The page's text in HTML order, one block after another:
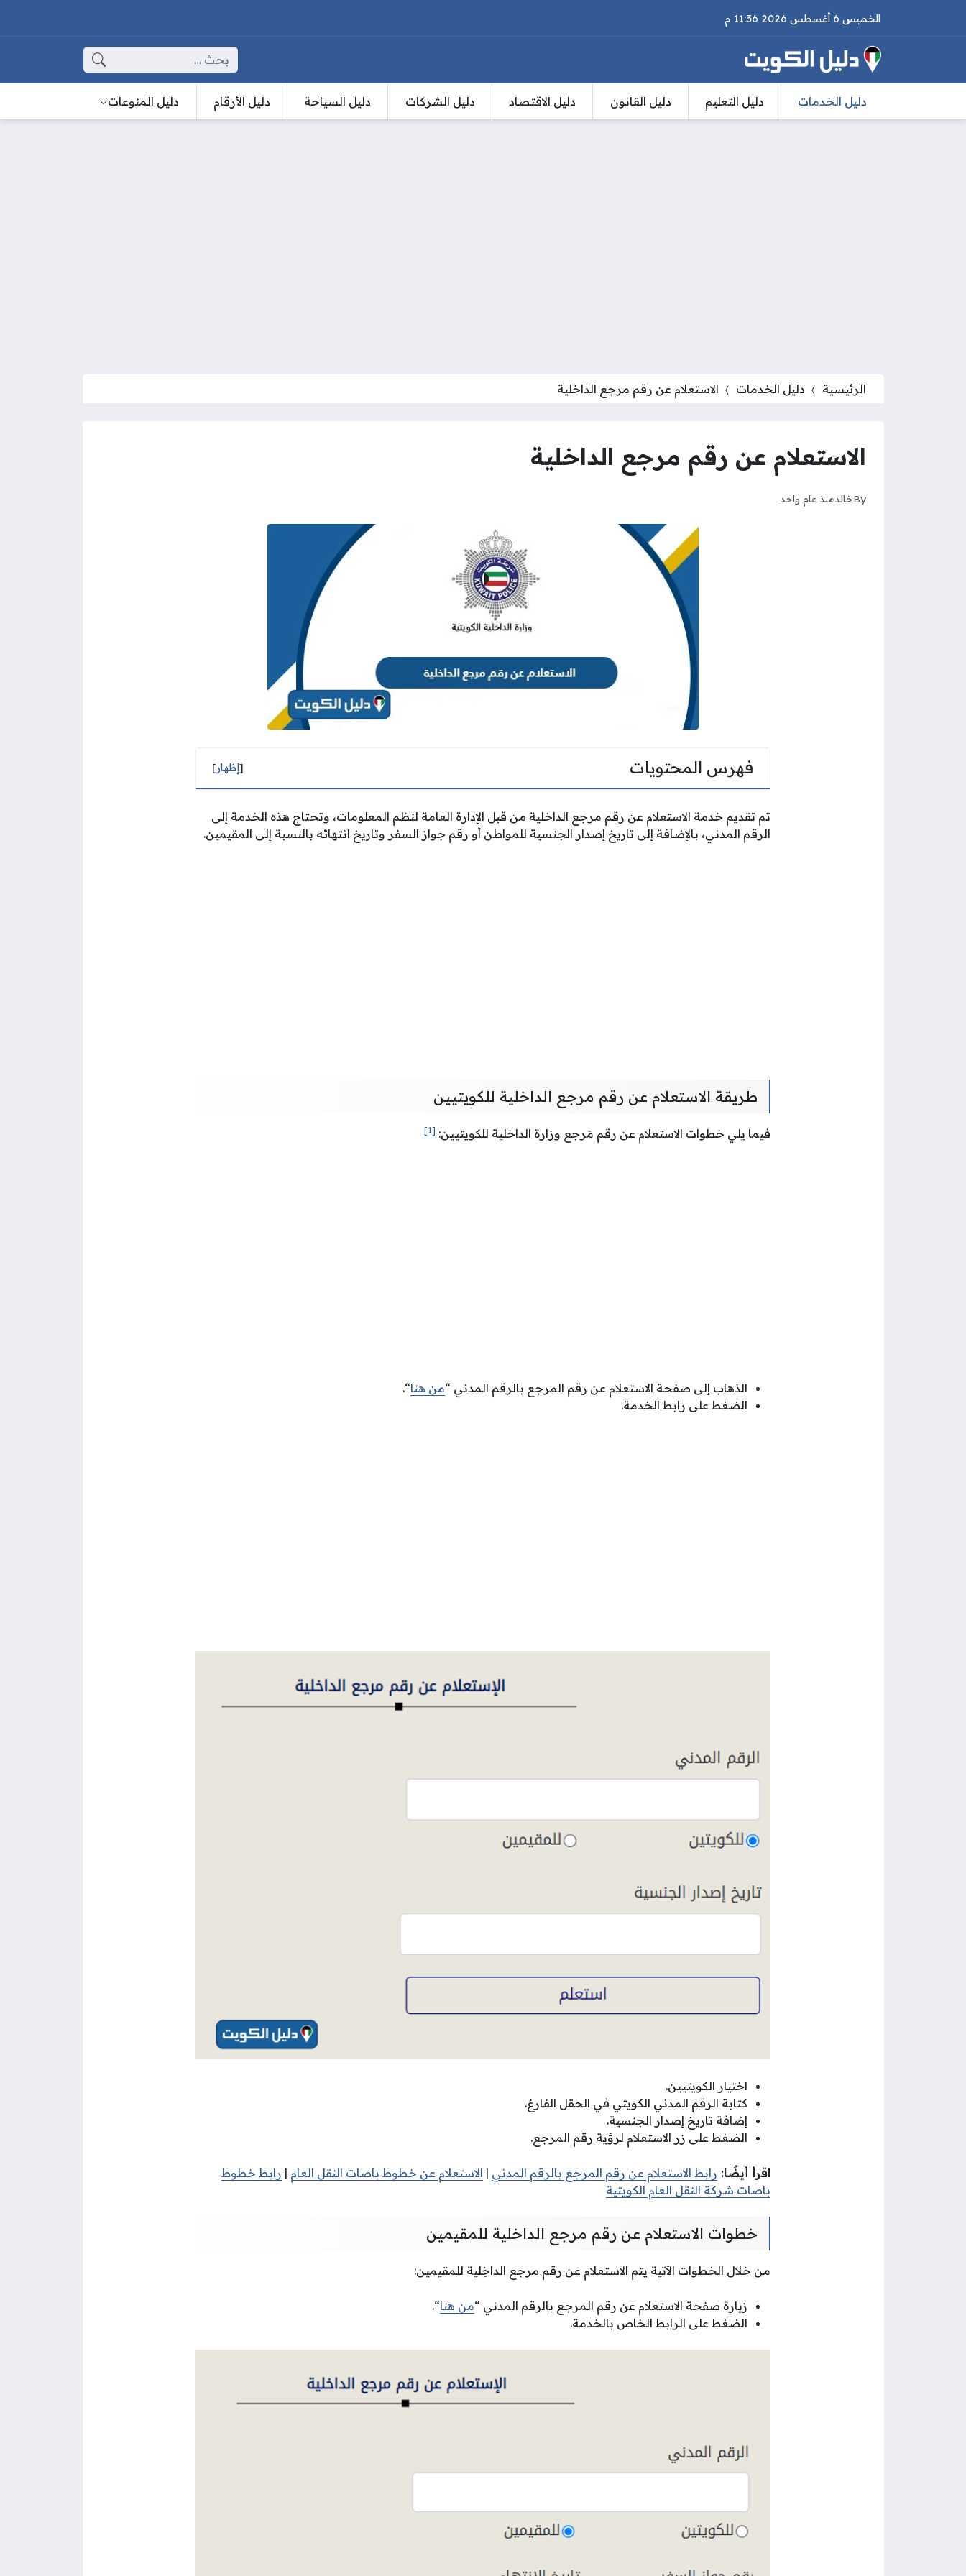
الخميس 6 أغسطس 2026 11:36 م
البحث عن:
دليل الخدمات دليل التعليم دليل القانون دليل الاقتصاد دليل الشركات دليل السياحة دليل الأرقام دليل المنوعات
الرئيسية دليل الخدمات الاستعلام عن رقم مرجع الداخلية
الاستعلام عن رقم مرجع الداخلية
Byخالدمنذ عام واحد
فهرس المحتويات [إظهار]
تم تقديم خدمة الاستعلام عن رقم مرجع الداخلية من قبل الإدارة العامة لنظم المعلومات، وتحتاج هذه الخدمة إلى
الرقم المدني، بالإضافة إلى تاريخ إصدار الجنسية للمواطن أو رقم جواز السفر وتاريخ انتهائه بالنسبة إلى المقيمين.
طريقة الاستعلام عن رقم مرجع الداخلية للكويتيين
فيما يلي خطوات الاستعلام عن رقم مَرجع وزارة الداخلية للكويتيين: [1]
الذهاب إلى صفحة الاستعلام عن رقم المرجع بالرقم المدني “من هنا“.
الضغط على رابط الخدمة.
اختيار الكويتيين.
كتابة الرقم المدني الكويتي في الحقل الفارغ.
إضافة تاريخ إصدار الجنسية.
الضغط على زر الاستعلام لرؤية رقم المرجع.
اقرأ أيضًا: رابط الاستعلام عن رقم المرجع بالرقم المدني | الاستعلام عن خطوط باصات النقل العام | رابط خطوط
باصات شركة النقل العام الكويتية
خطوات الاستعلام عن رقم مرجع الداخلية للمقيمين
من خلال الخطوات الآتية يتم الاستعلام عن رقم مرجع الداخِلية للمقيمين:
زيارة صفحة الاستعلام عن رقم المرجع بالرقم المدني “من هنا“.
الضغط على الرابط الخاص بالخدمة.